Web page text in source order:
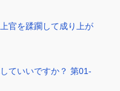
官を蹂躙して成り上が
ていいですか？ 第01-